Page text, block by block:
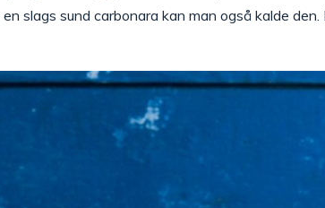
slags sund carbonara kan man også kalde